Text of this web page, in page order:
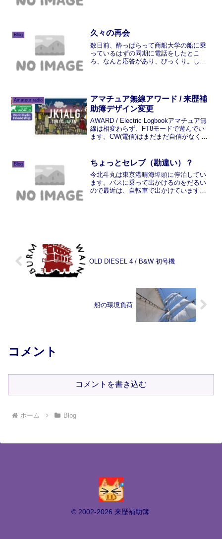
横浜ではいまはやりの六本木ヒ...
Blog 久々の再会
数日前、酔っぱらって商船大学の船に乗
っているはずの同期に電話をしたとこ
ろ、なんと応答があり、びっくり。しか
Amateur radio
アマチュア無線アワード / 来歴補
助簿デザイン変更
AWARD / Electric Logbookアマチュア無
線は相変わらず、FT8モードで遊んでい
ます。CW(電信)はまだまだ自信がなく、
た。南極大陸以外は交信が証...
Blog ちょっとセレブ（勘違い）？
今北斗丸は東京港晴海埠頭に停泊してい
ます。バスに乗って出かけるのをだるい
ので最近は、自転車で出かけています。
OLD DIESEL 4 / B&W 初号機
船の環境負荷
コメント
コメントを書き込む
ホーム Blog
© 2002-2026 来歴補助簿.